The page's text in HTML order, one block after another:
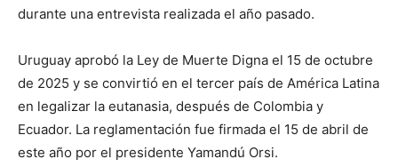
durante una entrevista realizada el año pasado.
Uruguay aprobó la Ley de Muerte Digna el 15 de octubre
de 2025 y se convirtió en el tercer país de América Latina
en legalizar la eutanasia, después de Colombia y
Ecuador. La reglamentación fue firmada el 15 de abril de
este año por el presidente Yamandú Orsi.